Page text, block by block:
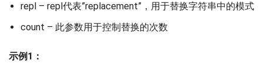
repl – repl代表”replacement”，用于替换字符串中的模式
count – 此参数用于控制替换的次数
示例1：